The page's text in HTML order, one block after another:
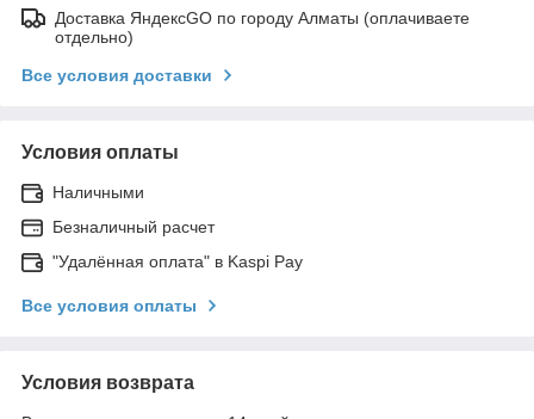
Доставка ЯндексGO по городу Алматы (оплачиваете
отдельно)
Все условия доставки
Условия оплаты
Наличными
Безналичный расчет
"Удалённая оплата" в Kaspi Pay
Все условия оплаты
Условия возврата